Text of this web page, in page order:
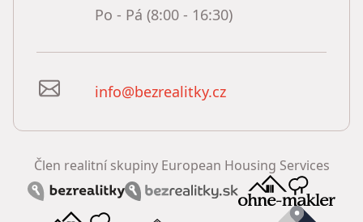
Po - Pá (8:00 - 16:30)
info@bezrealitky.cz
Člen realitní skupiny European Housing Services